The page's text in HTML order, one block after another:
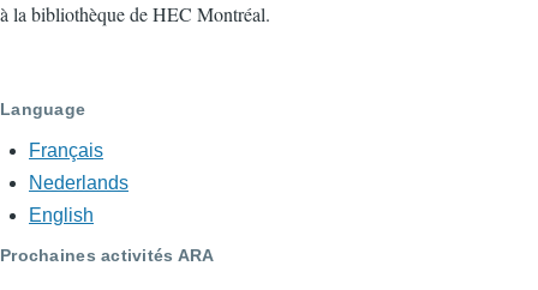
à la bibliothèque de HEC Montréal.
Language
Français
Nederlands
English
Prochaines activités ARA